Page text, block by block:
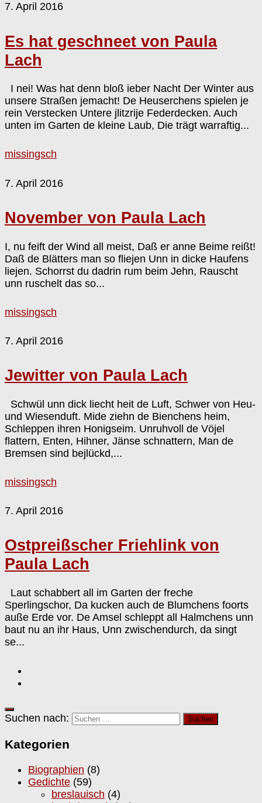
7. April 2016
Es hat geschneet von Paula
Lach
I nei! Was hat denn bloß ieber Nacht Der Winter aus
unsere Straßen jemacht! De Heuserchens spielen je
rein Verstecken Untere jlitzrije Federdecken. Auch
unten im Garten de kleine Laub, Die trägt warraftig...
missingsch
7. April 2016
November von Paula Lach
I, nu feift der Wind all meist, Daß er anne Beime reißt!
Daß de Blätters man so fliejen Unn in dicke Haufens
liejen. Schorrst du dadrin rum beim Jehn, Rauscht
unn ruschelt das so...
missingsch
7. April 2016
Jewitter von Paula Lach
Schwül unn dick liecht heit de Luft, Schwer von Heu-
und Wiesenduft. Mide ziehn de Bienchens heim,
Schleppen ihren Honigseim. Unruhvoll de Vöjel
flattern, Enten, Hihner, Jänse schnattern, Man de
Bremsen sind bejlückd,...
missingsch
7. April 2016
Ostpreißscher Friehlink von
Paula Lach
Laut schabbert all im Garten der freche
Sperlingschor, Da kucken auch de Blumchens foorts
auße Erde vor. De Amsel schleppt all Halmchens unn
baut nu an ihr Haus, Unn zwischendurch, da singt
se...
Suchen nach:
Kategorien
Biographien (8)
Gedichte (59)
breslauisch (4)